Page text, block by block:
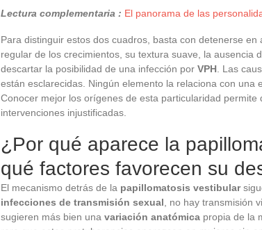
Lectura complementaria : El panorama de las
Para distinguir estos dos cuadros, basta con detenerse
regular de los crecimientos, su textura suave, la ausencia
descartar la posibilidad de una infección por VPH . Las
están esclarecidas. Ningún elemento la relaciona con una
Conocer mejor los orígenes de esta particularidad permite
intervenciones injustificadas.
¿Por qué aparece la
qué factores favorecen su
El mecanismo detrás de la papillomatosis vestibular
infecciones de transmisión sexual , no hay transmisión
sugieren más bien una variación anatómica propia de la